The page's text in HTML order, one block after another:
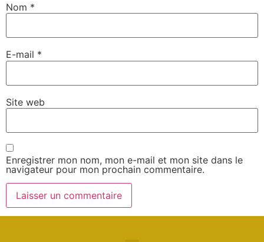
Nom *
E-mail *
Site web
Enregistrer mon nom, mon e-mail et mon site dans le
navigateur pour mon prochain commentaire.